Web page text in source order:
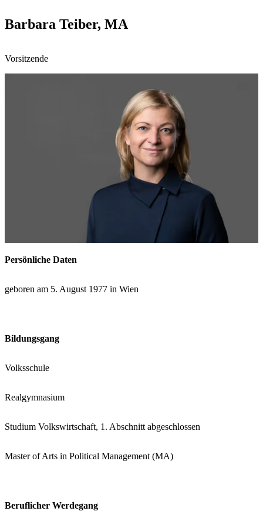
Barbara Teiber, MA
Vorsitzende
Persönliche Daten
geboren am 5. August 1977 in Wien
Bildungsgang
Volksschule
Realgymnasium
Studium Volkswirtschaft, 1. Abschnitt abgeschlossen
Master of Arts in Political Management (MA)
Beruflicher Werdegang